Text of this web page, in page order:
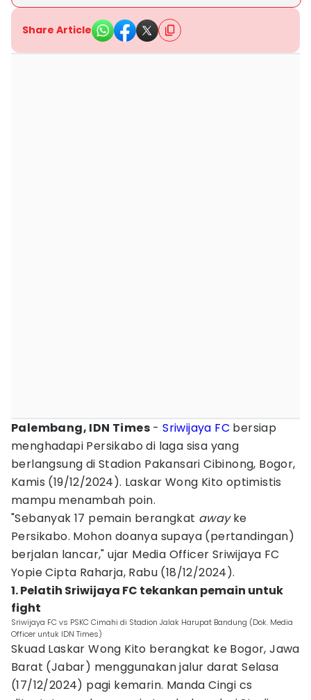
Share Article
Palembang, IDN Times -Sriwijaya FC bersiap
menghadapi Persikabo di laga sisa yang
berlangsung di Stadion Pakansari Cibinong, Bogor,
Kamis (19/12/2024). Laskar Wong Kito optimistis
mampu menambah poin.
"Sebanyak 17 pemain berangkat awayke
Persikabo. Mohon doanya supaya (pertandingan)
berjalan lancar," ujar Media Officer Sriwijaya FC
Yopie Cipta Raharja, Rabu (18/12/2024).
1. Pelatih Sriwijaya FC tekankan pemain untuk
fight
Sriwijaya FC vs PSKC Cimahi di Stadion Jalak Harupat Bandung (Dok. Media
Officer untuk IDN Times)
Skuad Laskar Wong Kito berangkat ke Bogor, Jawa
Barat (Jabar) menggunakan jalur darat Selasa
(17/12/2024) pagi kemarin. Manda Cingi cs